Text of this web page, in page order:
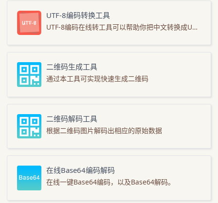
UTF-8编码转换工具
UTF-8编码在线转工具可以帮助你把中文转换成UTF-8编码，同时也支持把UTF-8编码过的还原成中文。
二维码生成工具
通过本工具可实现快速生成二维码
二维码解码工具
根据二维码图片解码出相应的原始数据
在线Base64编码解码
在线一键Base64编码，以及Base64解码。